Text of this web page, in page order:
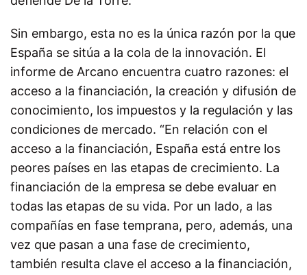
Sin embargo, esta no es la única razón por la que
España se sitúa a la cola de la innovación. El
informe de Arcano encuentra cuatro razones: el
acceso a la financiación, la creación y difusión de
conocimiento, los impuestos y la regulación y las
condiciones de mercado. “En relación con el
acceso a la financiación, España está entre los
peores países en las etapas de crecimiento. La
financiación de la empresa se debe evaluar en
todas las etapas de su vida. Por un lado, a las
compañías en fase temprana, pero, además, una
vez que pasan a una fase de crecimiento,
también resulta clave el acceso a la financiación,